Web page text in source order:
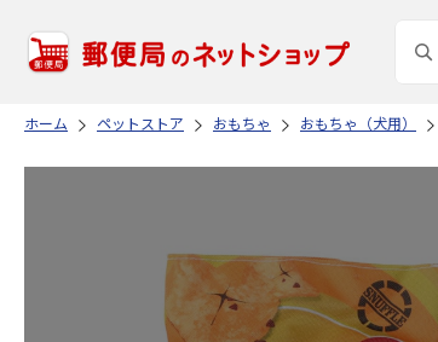
ホーム ペットストア おもちゃ おもちゃ（犬用）